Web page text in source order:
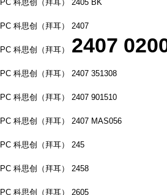
PC 科思创（拜耳） 2405 BK
PC 科思创（拜耳） 2407
PC 科思创（拜耳） 2407
PC 科思创（拜耳） 2407 351308
PC 科思创（拜耳） 2407 901510
PC 科思创（拜耳） 2407 MAS056
PC 科思创（拜耳） 245
PC 科思创（拜耳） 2458
PC 科思创（拜耳） 2605